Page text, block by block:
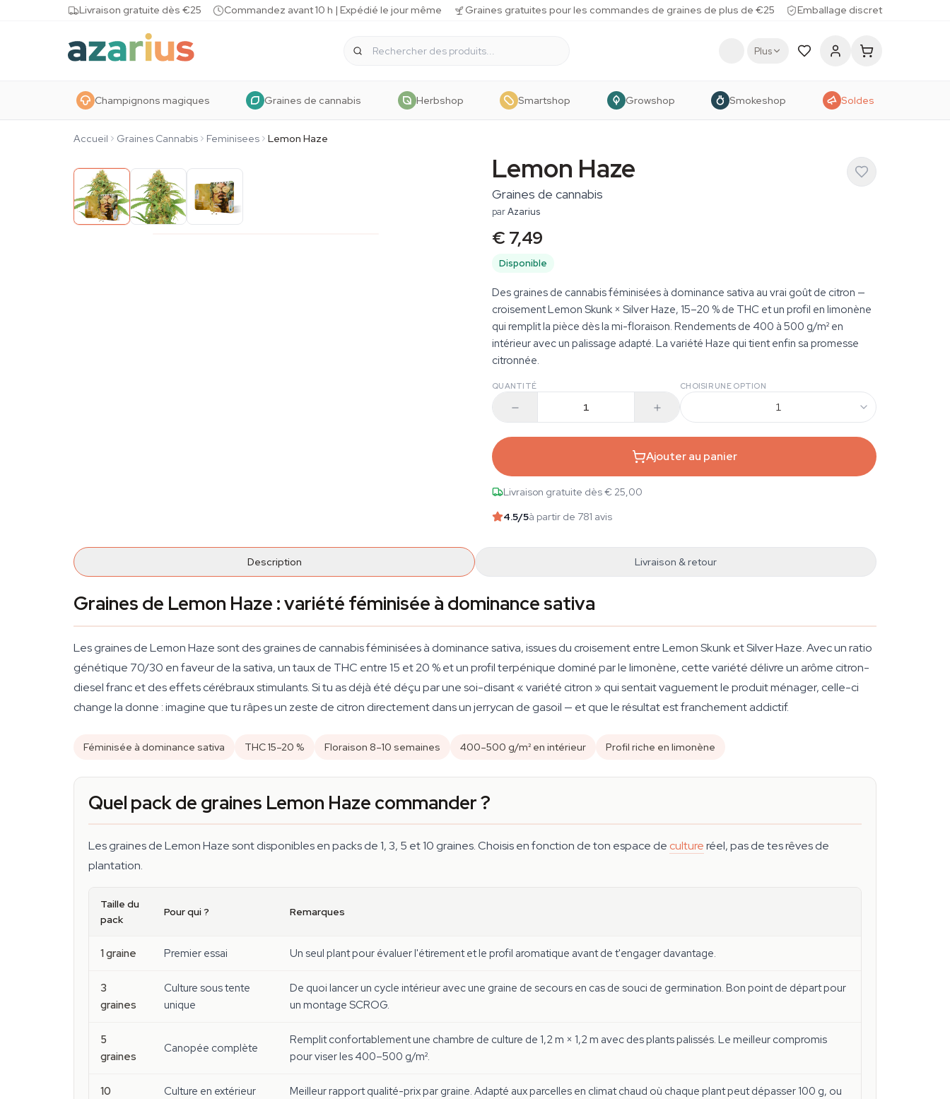
Skip to contentLivraison gratuite dès €25 Commandez avant 10 h | Expédié le jour même Graines gratuites pour les commandes de graines de plus de €25 Emballage discret
Plus
Champignons magiques Graines de cannabis Herbshop Smartshop Growshop Smokeshop Soldes
Accueil Graines Cannabis Feminisees Lemon Haze
Lemon Haze
Graines de cannabis
parAzarius
€ 7,49
Disponible
Des graines de cannabis féminisées à dominance sativa au vrai goût de citron —
croisement Lemon Skunk × Silver Haze, 15–20 % de THC et un profil en limonène
qui remplit la pièce dès la mi-floraison. Rendements de 400 à 500 g/m² en
intérieur avec un palissage adapté. La variété Haze qui tient enfin sa promesse
citronnée.
QUANTITÉ CHOISIR UNE OPTION
1
Ajouter au panier
Livraison gratuite dès € 25,00
4.5/5à partir de 781 avis
Description Livraison & retour
Graines de Lemon Haze : variété féminisée à dominance sativa
Les graines de Lemon Haze sont des graines de cannabis féminisées à dominance sativa, issues du croisement entre Lemon Skunk et Silver Haze. Avec un ratio
génétique 70/30 en faveur de la sativa, un taux de THC entre 15 et 20 % et un profil terpénique dominé par le limonène, cette variété délivre un arôme citron-
diesel franc et des effets cérébraux stimulants. Si tu as déjà été déçu par une soi-disant « variété citron » qui sentait vaguement le produit ménager, celle-ci
change la donne : imagine que tu râpes un zeste de citron directement dans un jerrycan de gasoil — et que le résultat est franchement addictif.
Féminisée à dominance sativa THC 15–20 % Floraison 8–10 semaines 400–500 g/m² en intérieur Profil riche en limonène
Quel pack de graines Lemon Haze commander ?
Les graines de Lemon Haze sont disponibles en packs de 1, 3, 5 et 10 graines. Choisis en fonction de ton espace de cultureréel, pas de tes rêves de
plantation.
Taille du
pack
Pour qui ? Remarques
1 graine Premier essai Un seul plant pour évaluer l'étirement et le profil aromatique avant de t'engager davantage.
3
graines
Culture sous tente
unique
De quoi lancer un cycle intérieur avec une graine de secours en cas de souci de germination. Bon point de départ pour
un montage SCROG.
5
graines
Canopée complète
Remplit confortablement une chambre de culture de 1,2 m × 1,2 m avec des plants palissés. Le meilleur compromis
pour viser les 400–500 g/m².
10
Culture en extérieur
Meilleur rapport qualité-prix par graine. Adapté aux parcelles en climat chaud où chaque plant peut dépasser 100 g, ou